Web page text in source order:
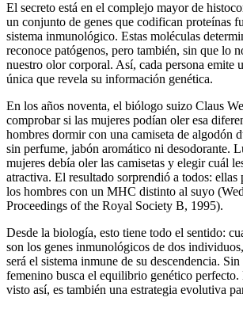
El secreto está en el complejo mayor de
un conjunto de genes que codifican proteínas
sistema inmunológico. Estas moléculas
reconoce patógenos, pero también, sin que lo
nuestro olor corporal. Así, cada persona emite
única que revela su información genética.
En los años noventa, el biólogo suizo Claus
comprobar si las mujeres podían oler esa
hombres dormir con una camiseta de algodón
sin perfume, jabón aromático ni desodorante.
mujeres debía oler las camisetas y elegir cuál
atractiva. El resultado sorprendió a todos: ellas
los hombres con un MHC distinto al suyo
Proceedings of the Royal Society B, 1995).
Desde la biología, esto tiene todo el sentido:
son los genes inmunológicos de dos
será el sistema inmune de su descendencia.
femenino busca el equilibrio genético
visto así, es también una estrategia evolutiva